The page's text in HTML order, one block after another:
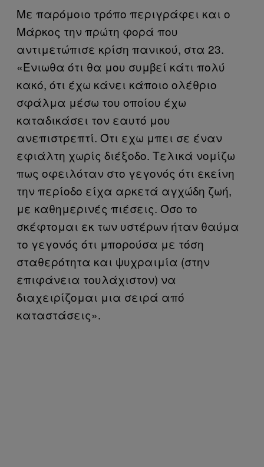
Με παρόμοιο τρόπο περιγράφει και ο
Μάρκος την πρώτη φορά που
αντιμετώπισε κρίση πανικού, στα 23.
«Ένιωθα ότι θα μου συμβεί κάτι πολύ
κακό, ότι έχω κάνει κάποιο ολέθριο
σφάλμα μέσω του οποίου έχω
καταδικάσει τον εαυτό μου
ανεπιστρεπτί. Ότι εχω μπει σε έναν
εφιάλτη χωρίς διέξοδο. Τελικά νομίζω
πως οφειλόταν στο γεγονός ότι εκείνη
την περίοδο είχα αρκετά αγχώδη ζωή,
με καθημερινές πιέσεις. Όσο το
σκέφτομαι εκ των υστέρων ήταν θαύμα
το γεγονός ότι μπορούσα με τόση
σταθερότητα και ψυχραιμία (στην
επιφάνεια τουλάχιστον) να
διαχειρίζομαι μια σειρά από
καταστάσεις».